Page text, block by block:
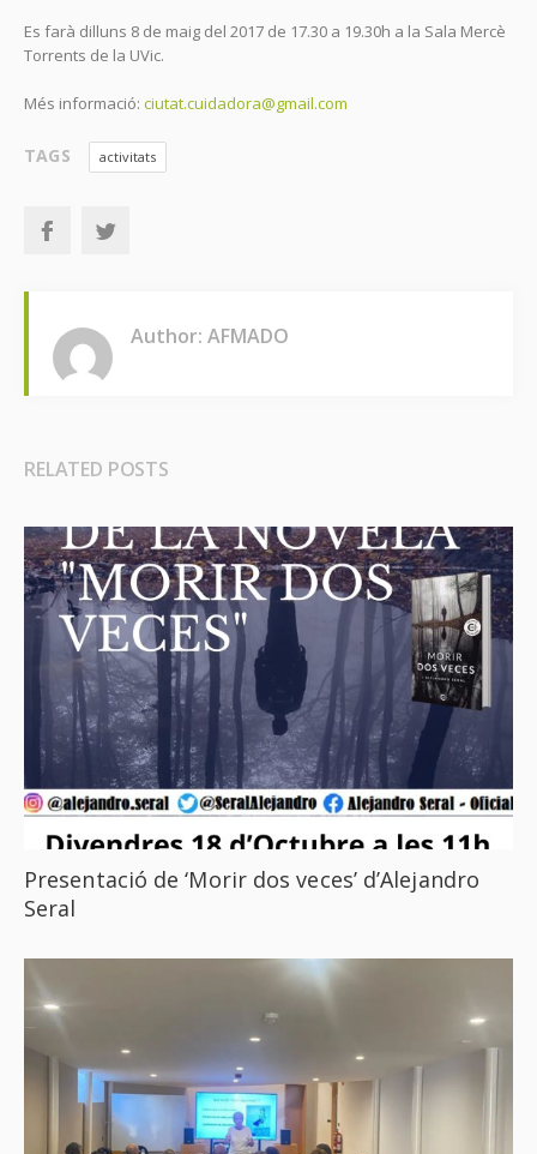
Es farà dilluns 8 de maig del 2017 de 17.30 a 19.30h a la Sala Mercè
Torrents de la UVic.
Més informació: ciutat.cuidadora@gmail.com
TAGS activitats
Author: AFMADO
RELATED POSTS
Presentació de ‘Morir dos veces’ d’Alejandro
Seral